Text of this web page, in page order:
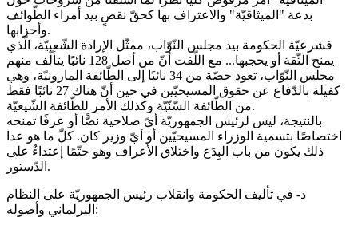
بدعة "الميثاقيّة" والاعتراف بها كحقّ نقضٍ بيد أمراء الطّوائف
وأحزابها.
فشرعيّة الحكومة بيد مجلس النّوّاب، ممثّل الإرادة الشّعبيّة، الّذي
يمنح الثّقة أو يحجبها... مع اللّفت أنّ من أصل 128 نائبًا يتألّف منهم
مجلس النّوّاب، تعود حصّة من 34 نائبًا إلى الطّائفة المارونيّة، وهي
كفيلة بالدّفاع عن حقوق المسيحيّين في حين أنّ هناك 27 نائبًا فقط
من الطّائفة السّنّيّة وكذلك الأمر للطّائفة الشّيعيّة.
بالنتيجة، ليس لرئيس الجمهوريّة أيّ صلاحية نصًّا أو عرفًا تمنحه
اختصاصًا بتسمية الوزراء المسيحيّين أو أيّ وزير كان. كلّ ما هو عدا
ذلك يكون من باب البِدَع واختلاق الأعراف وهو حتّمًا إعتداءٌ على
الدّستور.
د- في تأليف الحكومة وانقلاب رئيس الجمهوريّة على النظام
البرلماني وأصوله: